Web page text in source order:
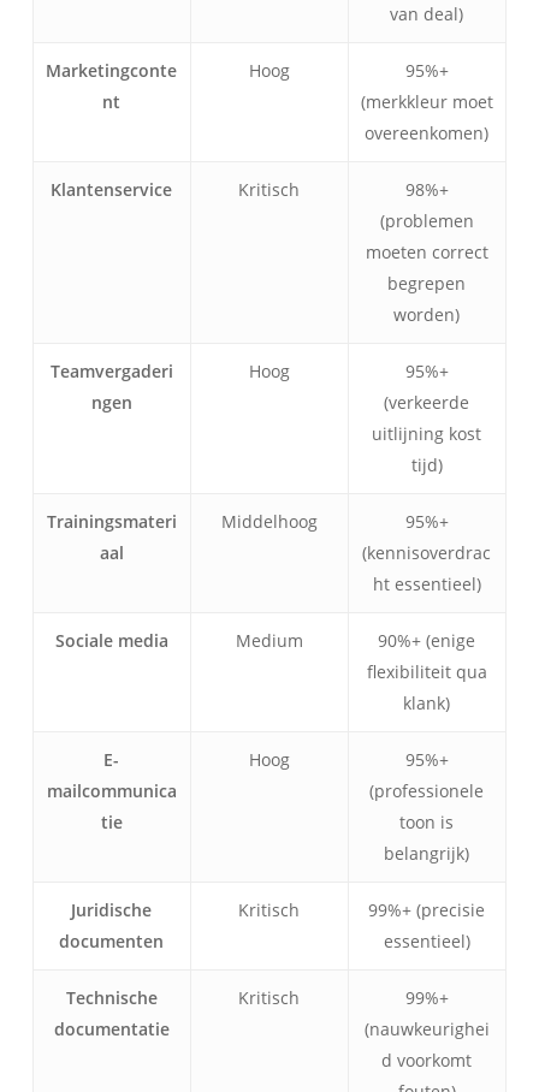
van deal)
Marketingconte
nt
Hoog
95%+
(merkkleur moet
overeenkomen)
Klantenservice Kritisch
98%+
(problemen
moeten correct
begrepen
worden)
Teamvergaderi
ngen
Hoog
95%+
(verkeerde
uitlijning kost
tijd)
Trainingsmateri
aal
Middelhoog
95%+
(kennisoverdrac
ht essentieel)
Sociale media Medium
90%+ (enige
flexibiliteit qua
klank)
E-
mailcommunica
tie
Hoog
95%+
(professionele
toon is
belangrijk)
Juridische
documenten
Kritisch
99%+ (precisie
essentieel)
Technische
documentatie
Kritisch
99%+
(nauwkeurighei
d voorkomt